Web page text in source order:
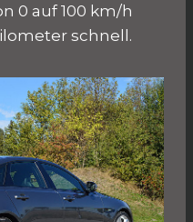
0 auf 100 km/h
schnell.